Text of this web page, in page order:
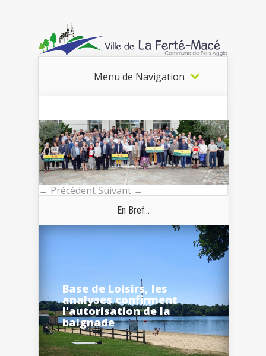
Menu de Navigation
← Précédent Suivant ←
En Bref...
Base de Loisirs, les
analyses confirment
l’autorisation de la
baignade